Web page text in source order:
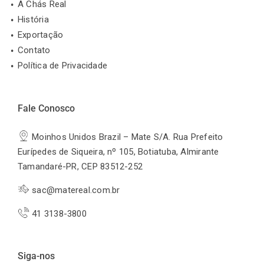
A Chás Real
História
Exportação
Contato
Política de Privacidade
Fale Conosco
Moinhos Unidos Brazil – Mate S/A. Rua Prefeito
Eurípedes de Siqueira, nº 105, Botiatuba, Almirante
Tamandaré-PR, CEP 83512-252
sac@matereal.com.br
41 3138-3800
Siga-nos